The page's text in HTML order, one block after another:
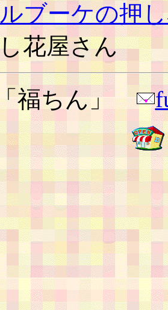
ブーケの押
花屋さん
「福ちん」